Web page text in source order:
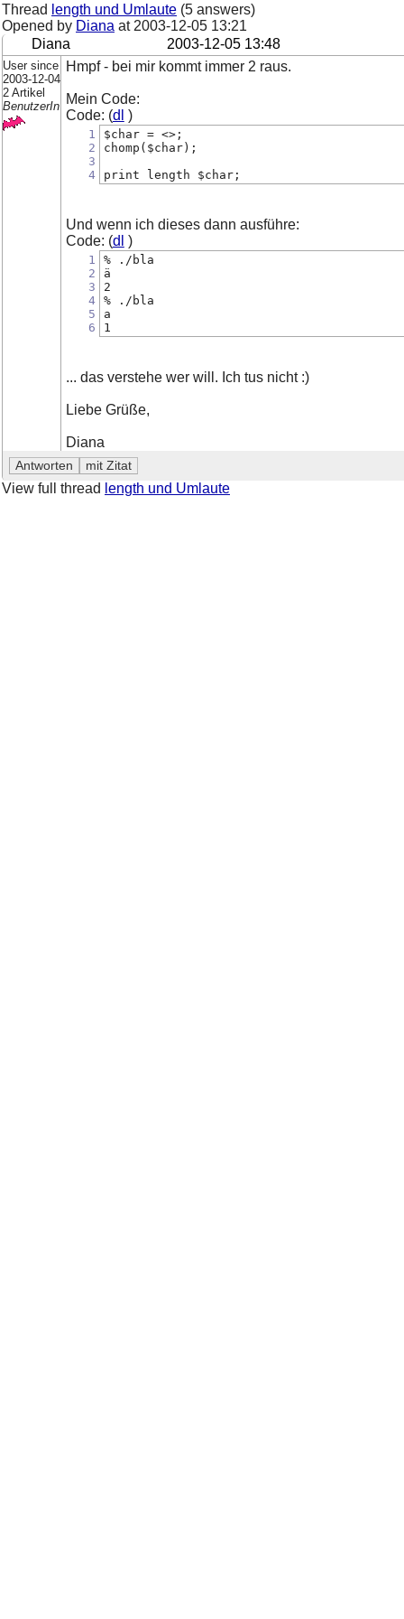
Thread length und Umlaute (5 answers)
Opened by Diana at 2003-12-05 13:21
Diana
2003-12-05 13:48
User since
2003-12-04
2 Artikel
BenutzerIn
Hmpf - bei mir kommt immer 2 raus.
Mein Code:
Code: (dl )
1
2
3
4
$char = <>;
chomp($char);
print length $char;
Und wenn ich dieses dann ausführe:
Code: (dl )
1
2
3
4
5
6
% ./bla
ä
2
% ./bla
a
1
... das verstehe wer will. Ich tus nicht :)
Liebe Grüße,
Diana
View full thread length und Umlaute